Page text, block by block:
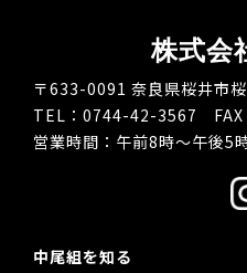
株式会
〒633-0091 奈良県桜井市
TEL：0744-42-3567
営業時間：午前8時～午後5
中尾組を知る